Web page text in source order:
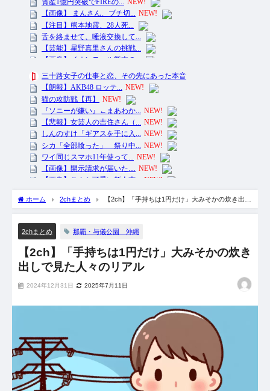
ホーム 2chまとめ
【2ch】「手持ちは1円だけ」大みそかの炊き出し
2chまとめ 那覇・与儀公園 沖縄
【2ch】「手持ちは1円だけ」大みそかの炊き
出しで見た人々のリアル
2024年12月31日 2025年7月11日